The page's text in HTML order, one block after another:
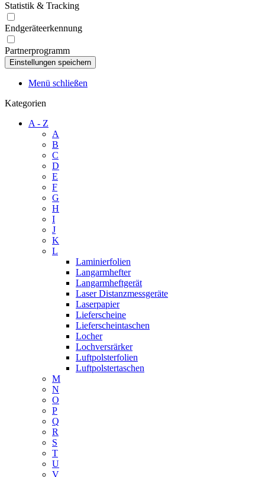
Statistik & Tracking
Endgeräteerkennung
Partnerprogramm
Menü schließen
Kategorien
A - Z
A
B
C
D
E
F
G
H
I
J
K
L
Laminierfolien
Langarmhefter
Langarmheftgerät
Laser Distanzmessgeräte
Laserpapier
Lieferscheine
Lieferscheintaschen
Locher
Lochversrärker
Luftpolsterfolien
Luftpolstertaschen
M
N
O
P
Q
R
S
T
U
V